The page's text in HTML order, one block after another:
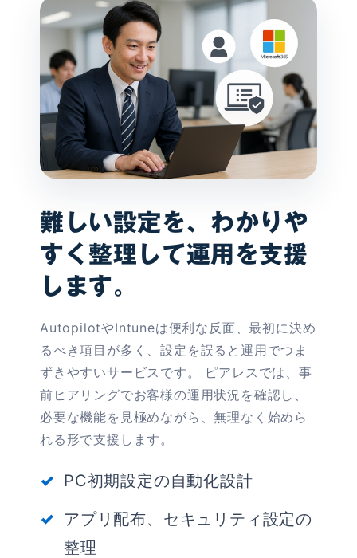
難しい設定を、わかりや
すく整理して運用を支援
します。
AutopilotやIntuneは便利な反面、最初に決め
るべき項目が多く、設定を誤ると運用でつま
ずきやすいサービスです。 ピアレスでは、事
前ヒアリングでお客様の運用状況を確認し、
必要な機能を見極めながら、無理なく始めら
れる形で支援します。
PC初期設定の自動化設計
アプリ配布、セキュリティ設定の
整理